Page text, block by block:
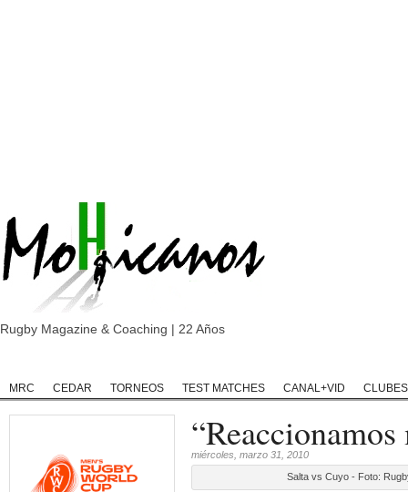
Rugby Magazine & Coaching | 22 Años
MRC
CEDAR TORNEOS TEST MATCHES CANAL+VID CLUBES
miércoles, marzo 31, 2010
Salta vs Cuyo - Foto: